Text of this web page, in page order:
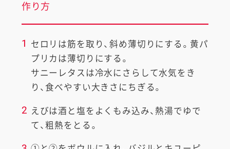
作り方
1 セロリは筋を取り、斜め薄切りにする。黄パ
プリカは薄切りにする。
サニーレタスは冷水にさらして水気をき
り、食べやすい大きさにちぎる。
2 えびは酒と塩をよくもみ込み、熱湯でゆで
て、粗熱をとる。